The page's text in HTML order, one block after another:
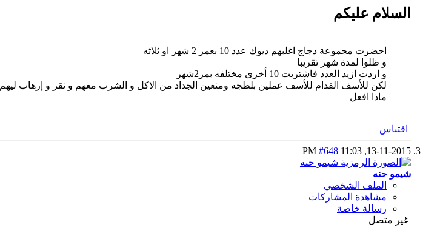
السلام عليكم
احضرت مجموعة دجاج اغلبهم ديوك عدد 10 بعمر 2 شهر او ثلاثه
و ظلوا لمدة شهر تقريبا
و اردت ازيد العدد فاشتريت 10 أخرى مختلفه بمر2شهر
لكن للأسف القدام للأسف عملين بلطجه ومنعين الجداد من الاكل و الشرب معهم و نقر و إرهاب ليهم
ماذا افعل
اقتباس
13-11-2015,
11:03 PM
#648
شيمو حنه
الملف الشخصي
مشاهدة المشاركات
رسالة خاصة
غير متصل